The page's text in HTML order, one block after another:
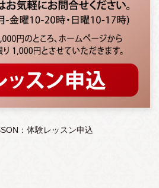
：体験レッスン申込